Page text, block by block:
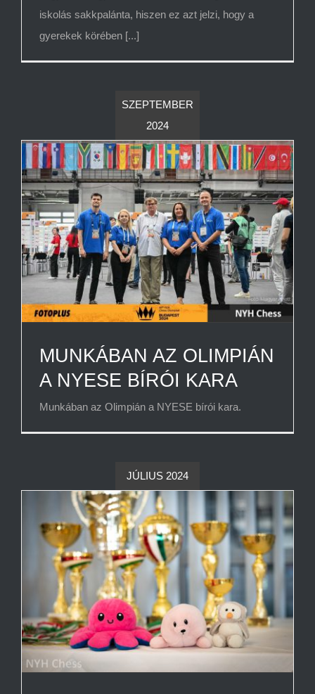
iskolás sakkpalánta, hiszen ez azt jelzi, hogy a
gyerekek körében [...]
SZEPTEMBER
2024
MUNKÁBAN AZ OLIMPIÁN
A NYESE BÍRÓI KARA
Munkában az Olimpián a NYESE bírói kara.
JÚLIUS 2024